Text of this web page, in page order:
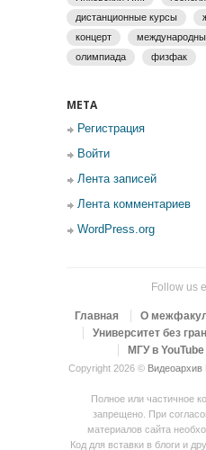
дистанционные курсы
концерт
олимпиада
физфак
МЕТА
Регистрация
Войти
Лента записей
Лента комментариев
WordPress.org
Follow us
Главная
О
Университет без
МГУ в YouTube
Copyright 2026 ©
Полное или частичное
запрещено. При
материалов сайта
Код для вставки в блоги и